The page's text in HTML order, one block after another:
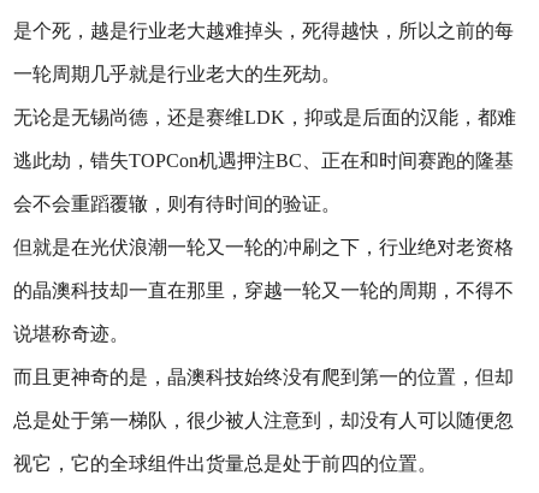
是个死，越是行业老大越难掉头，死得越快，所以之前的每
一轮周期几乎就是行业老大的生死劫。
无论是无锡尚德，还是赛维LDK，抑或是后面的汉能，都难
逃此劫，错失TOPCon机遇押注BC、正在和时间赛跑的隆基
会不会重蹈覆辙，则有待时间的验证。
但就是在光伏浪潮一轮又一轮的冲刷之下，行业绝对老资格
的晶澳科技却一直在那里，穿越一轮又一轮的周期，不得不
说堪称奇迹。
而且更神奇的是，晶澳科技始终没有爬到第一的位置，但却
总是处于第一梯队，很少被人注意到，却没有人可以随便忽
视它，它的全球组件出货量总是处于前四的位置。